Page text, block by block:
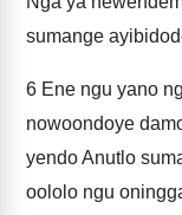
sumange
6 Ene ngu yano
nowoondoye
yendo Anutlo
oololo ngu